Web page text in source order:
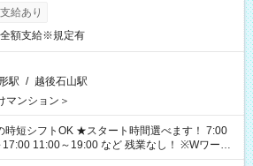
払いとなります。
給あり
額支給※規定有
駅 / 越後石山駅
マンション＞
スタート時間選べます！ 7:00
11:00～19:00 など 残業なし！ ※Wワーク
仕事と合わせ週40時間超の就業はご案内できま